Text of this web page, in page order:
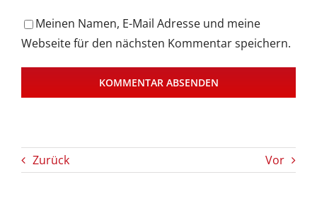
Meinen Namen, E-Mail Adresse und meine
Webseite für den nächsten Kommentar speichern.
Zurück Vor